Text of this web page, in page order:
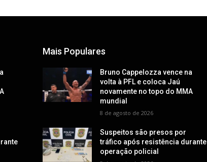
Mais Populares
Bruno Cappelozza vence na
volta à PFL e coloca Jaú
novamente no topo do MMA
mundial
8 de agosto de 2026
Suspeitos são presos por
tráfico após resistência durante
operação policial